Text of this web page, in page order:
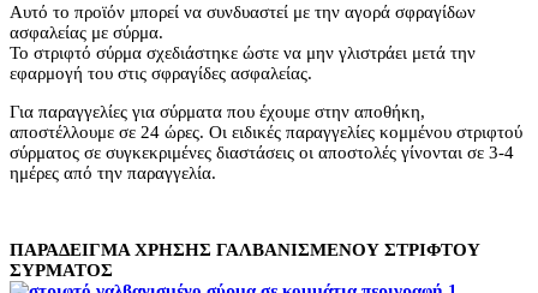
Αυτό το προϊόν μπορεί να συνδυαστεί με την αγορά σφραγίδων
ασφαλείας με σύρμα.
Το στριφτό σύρμα σχεδιάστηκε ώστε να μην γλιστράει μετά την
εφαρμογή του στις σφραγίδες ασφαλείας.
Για παραγγελίες για σύρματα που έχουμε στην αποθήκη,
αποστέλλουμε σε 24 ώρες. Οι ειδικές παραγγελίες κομμένου στριφτού
σύρματος σε συγκεκριμένες διαστάσεις οι αποστολές γίνονται σε 3-4
ημέρες από την παραγγελία.
ΠΑΡΑΔΕΙΓΜΑ ΧΡΗΣΗΣ ΓΑΛΒΑΝΙΣΜΕΝΟΥ ΣΤΡΙΦΤΟΥ
ΣΥΡΜΑΤΟΣ